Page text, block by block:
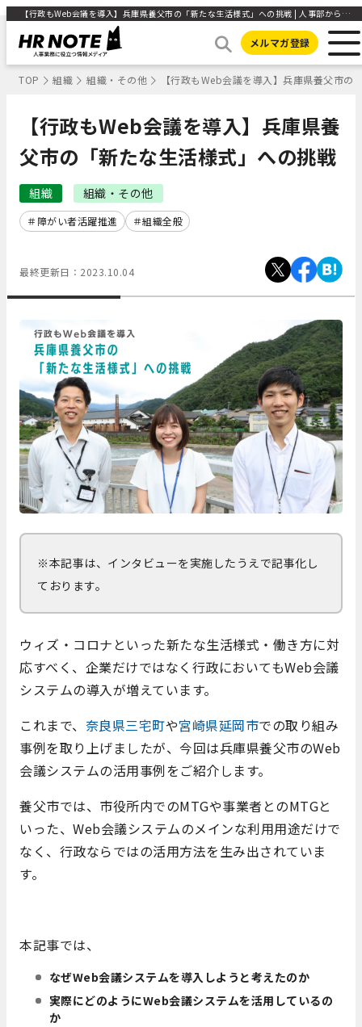
【行政もWeb会議を導入】兵庫県養父市の「新たな生活様式」への挑戦 | 人事部から企業成長を応援するメディアHR NOTE
メルマガ登録
TOP 組織 組織・その他 【行政もWeb会議を導入】兵庫県養父市の
【行政もWeb会議を導入】兵庫県養
父市の「新たな生活様式」への挑戦
組織 組織・その他
障がい者活躍推進 組織全般
最終更新日： 2023.10.04
※本記事は、インタビューを実施したうえで記事化し
ております。
ウィズ・コロナといった新たな生活様式・働き方に対
応すべく、企業だけではなく行政においてもWeb会議
システムの導入が増えています。
これまで、 奈良県三宅町や宮崎県延岡市での取り組み
事例を取り上げましたが、今回は兵庫県養父市のWeb
会議システムの活用事例をご紹介します。
養父市では、市役所内でのMTGや事業者とのMTGと
いった、Web会議システムのメインな利用用途だけで
なく、行政ならではの活用方法を生み出されていま
す。
本記事では、
なぜWeb会議システムを導入しようと考えたのか
実際にどのようにWeb会議システムを活用しているの
か